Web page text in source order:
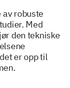
robuste
Med
den tekniske
er opp til